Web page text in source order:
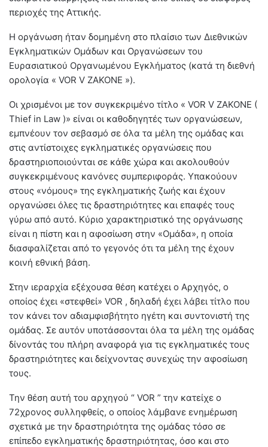
περιοχές της Αττικής.
Η οργάνωση ήταν δομημένη στο πλαίσιο των Διεθνικών
Εγκληματικών Ομάδων και Οργανώσεων του
Ευρασιατικού Οργανωμένου Εγκλήματος (κατά τη διεθνή
ορολογία « VOR V ZAKONE »).
Οι χρισμένοι με τον συγκεκριμένο τίτλο « VOR V ZAKONE (
Thief in Law )» είναι οι καθοδηγητές των οργανώσεων,
εμπνέουν τον σεβασμό σε όλα τα μέλη της ομάδας και
στις αντίστοιχες εγκληματικές οργανώσεις που
δραστηριοποιούνται σε κάθε χώρα και ακολουθούν
συγκεκριμένους κανόνες συμπεριφοράς. Υπακούουν
στους «νόμους» της εγκληματικής ζωής και έχουν
οργανώσει όλες τις δραστηριότητες και επαφές τους
γύρω από αυτό. Κύριο χαρακτηριστικό της οργάνωσης
είναι η πίστη και η αφοσίωση στην «Ομάδα», η οποία
διασφαλίζεται από το γεγονός ότι τα μέλη της έχουν
κοινή εθνική βάση.
Στην ιεραρχία εξέχουσα θέση κατέχει ο Αρχηγός, ο
οποίος έχει «στεφθεί» VOR , δηλαδή έχει λάβει τίτλο που
τον κάνει τον αδιαμφισβήτητο ηγέτη και συντονιστή της
ομάδας. Σε αυτόν υποτάσσονται όλα τα μέλη της ομάδας
δίνοντάς του πλήρη αναφορά για τις εγκληματικές τους
δραστηριότητες και δείχνοντας συνεχώς την αφοσίωση
τους.
Την θέση αυτή του αρχηγού “ VOR ” την κατείχε ο
72χρονος συλληφθείς, ο οποίος λάμβανε ενημέρωση
σχετικά με την δραστηριότητα της ομάδας τόσο σε
επίπεδο εγκληματικής δραστηριότητας, όσο και στο